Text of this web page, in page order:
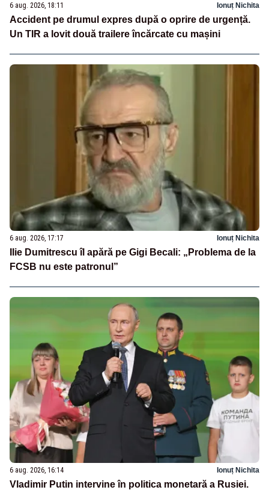
6 aug. 2026, 18:11 Ionuț Nichita
Accident pe drumul expres după o oprire de urgență.
Un TIR a lovit două trailere încărcate cu mașini
6 aug. 2026, 17:17 Ionuț Nichita
Ilie Dumitrescu îl apără pe Gigi Becali: „Problema de la
FCSB nu este patronul”
6 aug. 2026, 16:14 Ionuț Nichita
Vladimir Putin intervine în politica monetară a Rusiei.